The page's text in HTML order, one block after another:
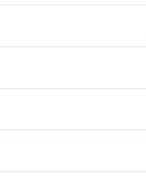
Size işitme,
size kendisine
ki
çıkardı. Size,